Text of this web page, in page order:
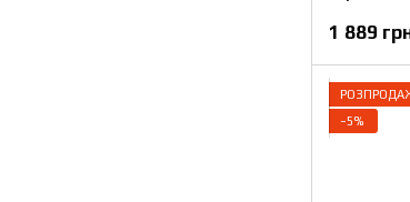
1 889
−5%